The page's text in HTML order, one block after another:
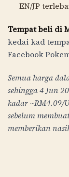
EN/JP
Tempat beli di
kedai kad
Facebook
Semua harga
sehingga 4 Jun
kadar ~RM4.09/
sebelum
memberikan